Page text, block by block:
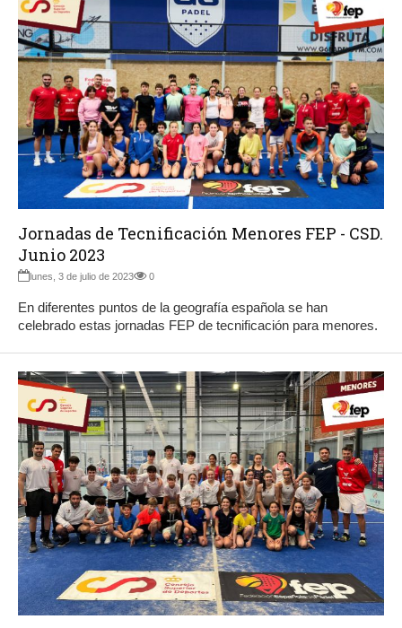
Jornadas de Tecnificación Menores FEP - CSD.
Junio 2023
lunes, 3 de julio de 2023 0
En diferentes puntos de la geografía española se han
celebrado estas jornadas FEP de tecnificación para menores.